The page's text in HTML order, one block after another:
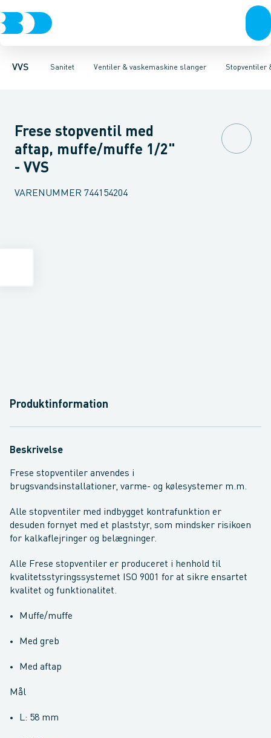
VVS Sanitet
Rør & fittingsPressfittings & rørKuglehaner & ventilerAfløb
Ventiler & vaskemaskine slanger
Toiletter, sæder og cisternerVaskeArmaturerBrusereStopventiler
Servanteventiler Stopventiler & kuglehanerAftapventiler &
Frese stopventil med
aftap, muffe/muffe 1/2"
- VVS
VARENUMMER 744154204
Produktinformation
Beskrivelse
Frese stopventiler anvendes i
brugsvandsinstallationer, varme- og kølesystemer m.m.
Alle stopventiler med indbygget kontrafunktion er
desuden fornyet med et plaststyr, som mindsker risikoen
for kalkaflejringer og belægninger.
Alle Frese stopventiler er produceret i henhold til
kvalitetsstyringssystemet ISO 9001 for at sikre ensartet
kvalitet og funktionalitet.
Muffe/muffe
Med greb
Med aftap
Mål
L: 58 mm